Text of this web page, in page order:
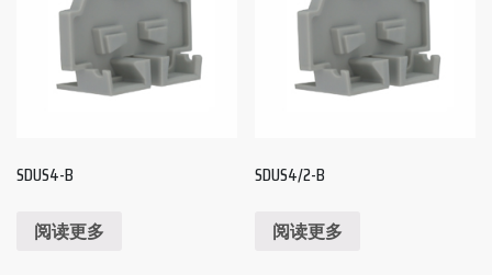
SDUS4-B
阅读更多
SDUS4/2-B
阅读更多